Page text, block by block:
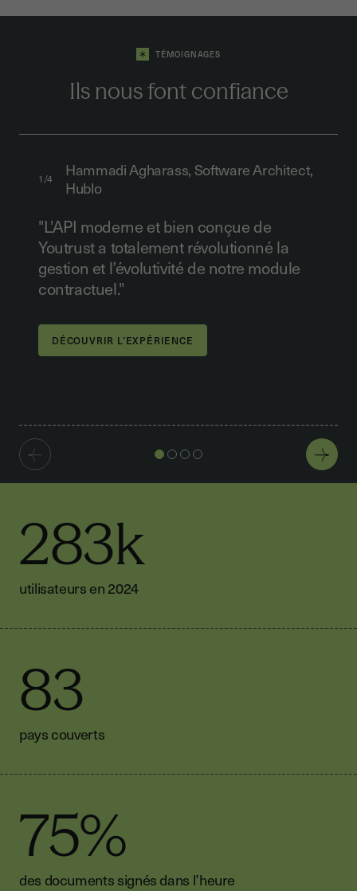
TÉMOIGNAGES
Ils nous font confiance
1/4
Hammadi Agharass, Software Architect,
Hublo
"L'API moderne et bien conçue de
Youtrust a totalement révolutionné la
gestion et l’évolutivité de notre module
contractuel."
DÉCOUVRIR L’EXPÉRIENCE
283k
utilisateurs en 2024
83
pays couverts
75%
des documents signés dans l’heure